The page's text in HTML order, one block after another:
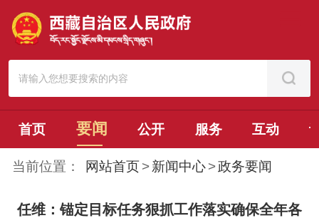
首页 要闻 公开 服务 互动
当前位置： 网站首页 > 新闻中心 >政务要闻
任维：锚定目标任务狠抓工作落实确保全年各